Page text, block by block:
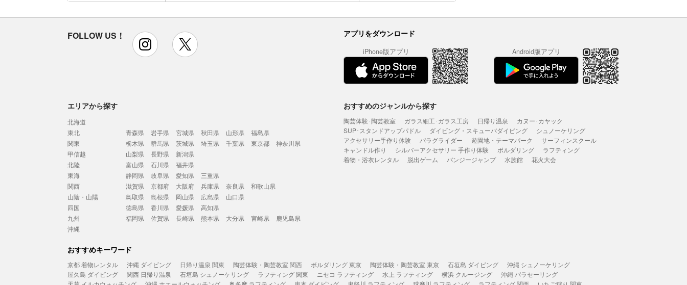
FOLLOW US！ instagram アプリをダウンロード
iPhone版アプリ Android版アプリ
エリアから探す
北海道
東北
青森県 岩手県 宮城県 秋田県 山形県
福島県
関東
栃木県 群馬県 茨城県 埼玉県 千葉県 東京都
神奈川県
甲信越
山梨県 長野県
新潟県
北陸
富山県 石川県
福井県
東海
静岡県 岐阜県 愛知県
三重県
関西
滋賀県 京都府 大阪府 兵庫県 奈良県
和歌山県
山陰・山陽
鳥取県 島根県 岡山県 広島県
山口県
四国
徳島県 香川県 愛媛県
高知県
九州
福岡県 佐賀県 長崎県 熊本県 大分県 宮崎県
鹿児島県
沖縄
おすすめのジャンルから探す
陶芸体験･陶芸教室 ガラス細工･ガラス工房 日帰り温泉
カヌー･カヤック
SUP･スタンドアップパドル
ダイビング・スキューバダイビング
シュノーケリング
アクセサリー手作り体験
パラグライダー 遊園地・テーマパーク
サーフィンスクール
キャンドル作り
シルバーアクセサリー 手作り体験 ボルダリング
ラフティング
着物・浴衣レンタル
脱出ゲーム バンジージャンプ 水族館 花火大会
おすすめキーワード
京都 着物レンタル 沖縄 ダイビング 日帰り温泉 関東 陶芸体験・陶芸教室 関西 ボルダリング 東京 陶芸体験・陶芸教室 東京 石垣島 ダイビング
沖縄 シュノーケリング
屋久島 ダイビング
関西 日帰り温泉 石垣島 シュノーケリング ラフティング 関東 ニセコ ラフティング 水上 ラフティング 横浜 クルージング
沖縄 パラセーリング